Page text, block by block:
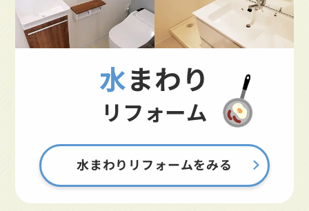
水まわり
リフォーム
水まわりリフォームをみる